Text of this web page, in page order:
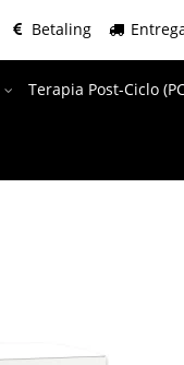
Betaling
Terapia Post-Ciclo